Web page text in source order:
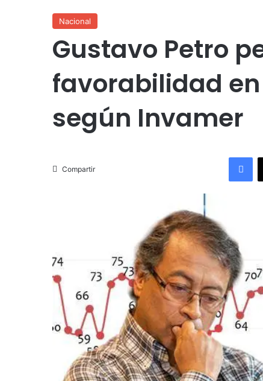
Nacional
Gustavo Petro
favorabilidad
según Invamer
Compartir